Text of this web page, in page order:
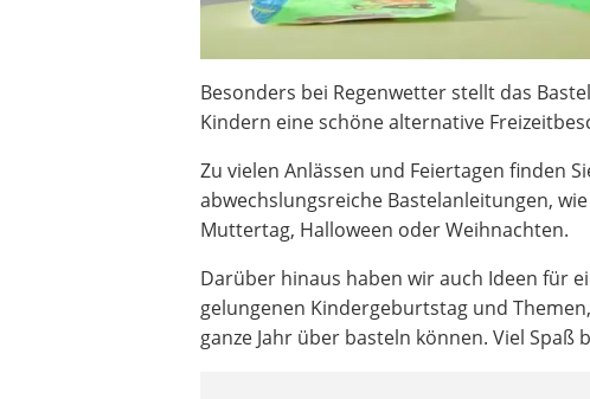
Besonders bei Regenwetter stellt das
Kindern eine schöne alternative
Zu vielen Anlässen und Feiertagen finden
abwechslungsreiche Bastelanleitungen,
Muttertag, Halloween oder Weihnachten.
Darüber hinaus haben wir auch Ideen für
gelungenen Kindergeburtstag und
ganze Jahr über basteln können. Viel